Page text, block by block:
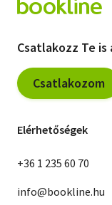
Csatlakozz Te
Csatlakozom
Elérhetőségek
+36 1 235 60 70
info@bookline.hu